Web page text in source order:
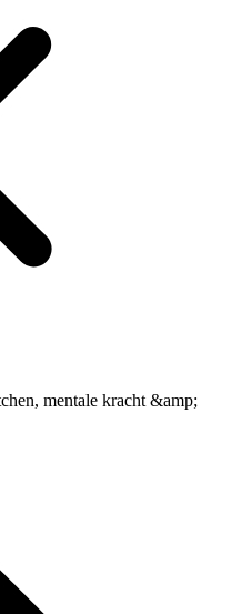
mentale kracht &amp;